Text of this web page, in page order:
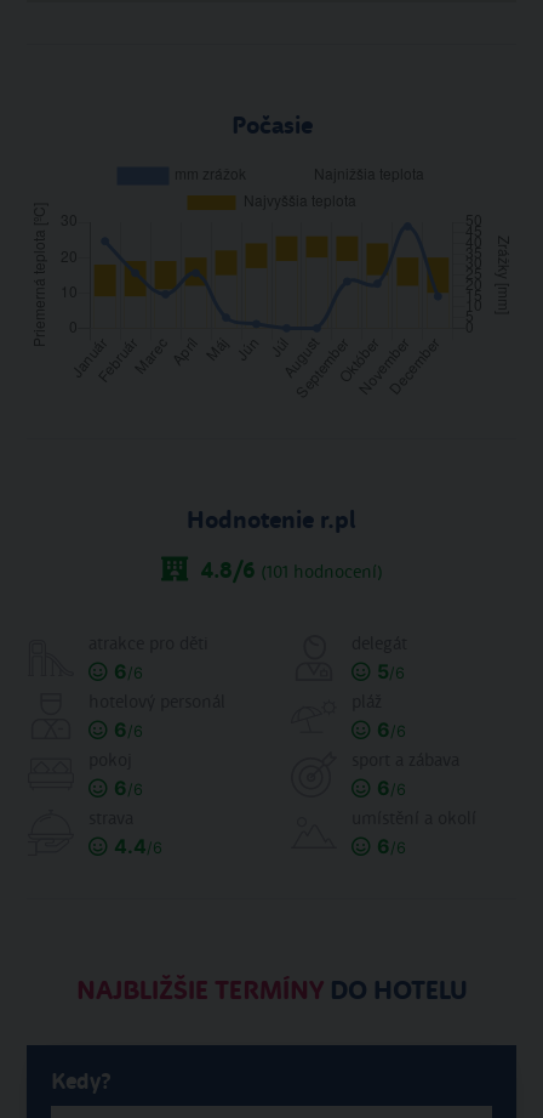
Počasie
Hodnotenie r.pl
4.8/6 (101 hodnocení)
6/6 5/6
6/6 6/6
6/6 6/6
4.4/6 6/6
NAJBLIŽŠIE TERMÍNYDO HOTELU
Kedy?